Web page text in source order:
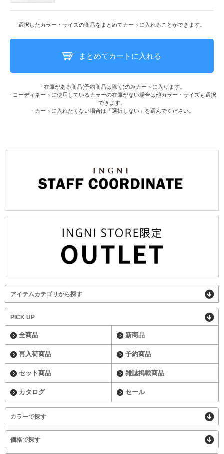
選択したカラー・サイズの商品をまとめてカートに入れることができます。
まとめてカートに入れる
・在庫がある商品(予約商品は除く)のみカートに入ります。
・コーディネートに使用しているカラーの在庫がない場合は他カラー・サイズも選択
できます。
・カートに入れたくない場合は「選択しない」を選んでください。
アイテムカテゴリから探す
PICK UP
全商品 新商品
再入荷商品 予約商品
セット商品 雑誌掲載商品
カタログ セール
カラーで探す
価格で探す